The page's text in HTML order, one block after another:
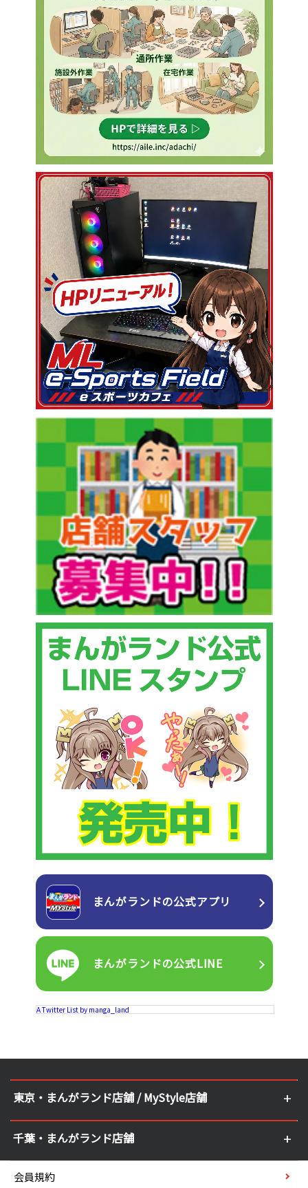
まんがランドの公式アプリ
まんがランドの公式LINE
A Twitter List by manga_land
東京・まんがランド店舗 / MyStyle店舗
千葉・まんがランド店舗
会員規約